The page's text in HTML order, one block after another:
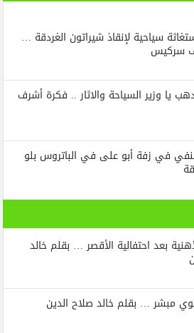
سياحية لإنقاذ شيراتون الغردقة …
سركيس
يا وزير السياحة والاثار .. فكرة أشرف
في زفة أبو على في الباتروس بلو
بعد احتفالية الأقصر … بقلم خالد
مبشر … بقلم خالد صلاح الدين